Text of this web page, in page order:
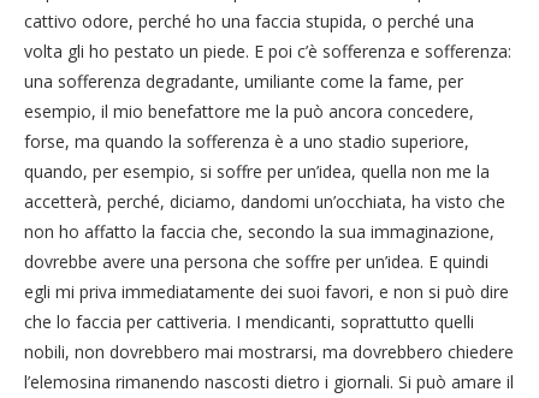
cattivo odore, perché ho una faccia stupida, o perché una
volta gli ho pestato un piede. E poi c’è sofferenza e sofferenza:
una sofferenza degradante, umiliante come la fame, per
esempio, il mio benefattore me la può ancora concedere,
forse, ma quando la sofferenza è a uno stadio superiore,
quando, per esempio, si soffre per un’idea, quella non me la
accetterà, perché, diciamo, dandomi un’occhiata, ha visto che
non ho affatto la faccia che, secondo la sua immaginazione,
dovrebbe avere una persona che soffre per un’idea. E quindi
egli mi priva immediatamente dei suoi favori, e non si può dire
che lo faccia per cattiveria. I mendicanti, soprattutto quelli
nobili, non dovrebbero mai mostrarsi, ma dovrebbero chiedere
l’elemosina rimanendo nascosti dietro i giornali. Si può amare il